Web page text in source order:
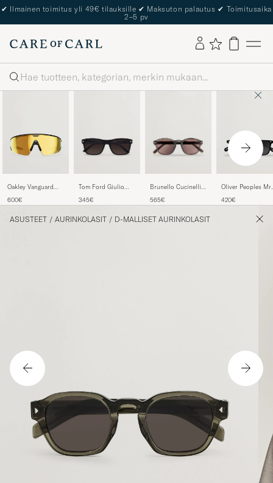
✔ Ilmainen toimitus yli 49€ tilauksille ✔ Maksuton palautus ✔ Toimitusaika
2–5 pv
Haku
Oakley Vanguard
Sunglasses Gold
600€
Tom Ford Giulio
Black
345€
Brunello Cucinelli
Sunglasses Grigio
565€
Oliver Peoples Mr.
Sunglasses Black
420€
ASUSTEET / AURINKOLASIT / D-MALLISET AURINKOLASIT